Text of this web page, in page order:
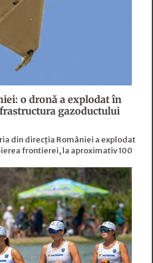
o dronă a explodat în
gazoductului
din direcția României a explodat
frontierei, la aproximativ 100